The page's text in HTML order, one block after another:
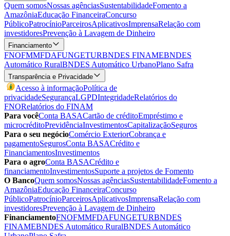
Quem somosNossas agênciasSustentabilidadeFomento a
AmazôniaEducação FinanceiraConcurso
PúblicoPatrocínioParceirosAplicativosImprensaRelação com
investidoresPrevenção à Lavagem de Dinheiro
Financiamento
FNOFMMFDAFUNGETURBNDES FINAMEBNDES
Automático RuralBNDES Automático UrbanoPlano Safra
Transparência e Privacidade
Acesso à informaçãoPolítica de
privacidadeSegurançaLGPDIntegridadeRelatórios do
FNORelatórios do FINAM
Para vocêConta BASACartão de créditoEmpréstimo e
microcréditoPrevidênciaInvestimentosCapitalizaçãoSeguros
Para o seu negócioComércio ExteriorCobrança e
pagamentoSegurosConta BASACrédito e
FinanciamentosInvestimentos
Para o agroConta BASACrédito e
financiamentoInvestimentosSuporte a projetos de Fomento
O BancoQuem somosNossas agênciasSustentabilidadeFomento a
AmazôniaEducação FinanceiraConcurso
PúblicoPatrocínioParceirosAplicativosImprensaRelação com
investidoresPrevenção à Lavagem de Dinheiro
FinanciamentoFNOFMMFDAFUNGETURBNDES
FINAMEBNDES Automático RuralBNDES Automático